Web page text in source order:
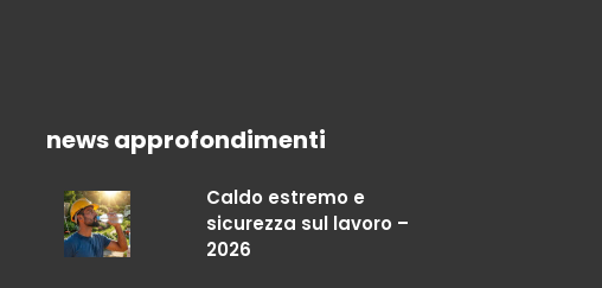
news approfondimenti
Caldo estremo e
sicurezza sul lavoro –
2026